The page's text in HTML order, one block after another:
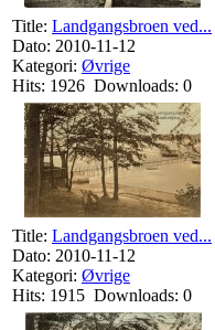
Title: Landgangsbroen ved...
Dato: 2010-11-12
Kategori: Øvrige
Hits: 1926 Downloads: 0
Title: Landgangsbroen ved...
Dato: 2010-11-12
Kategori: Øvrige
Hits: 1915 Downloads: 0